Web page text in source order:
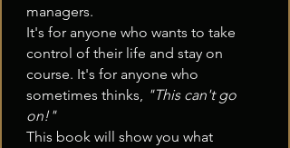
managers.
It's for anyone who wants to take
control of their life and stay on
course. It's for anyone who
sometimes thinks, "This can't go
on!"
This book will show you what